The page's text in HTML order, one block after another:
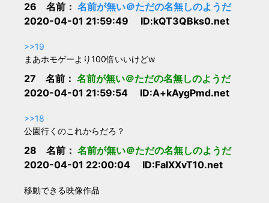
26 名前： 名前が無い＠ただの名無しのようだ
2020-04-01 21:59:49 ID:kQT3QBks0.net
>>19
まあホモゲーより100倍いいけどw
27 名前： 名前が無い＠ただの名無しのようだ
2020-04-01 21:59:54 ID:A+kAygPmd.net
>>18
公園行くのこれからだろ？
28 名前： 名前が無い＠ただの名無しのようだ
2020-04-01 22:00:04 ID:FaIXXvT10.net
移動できる映像作品